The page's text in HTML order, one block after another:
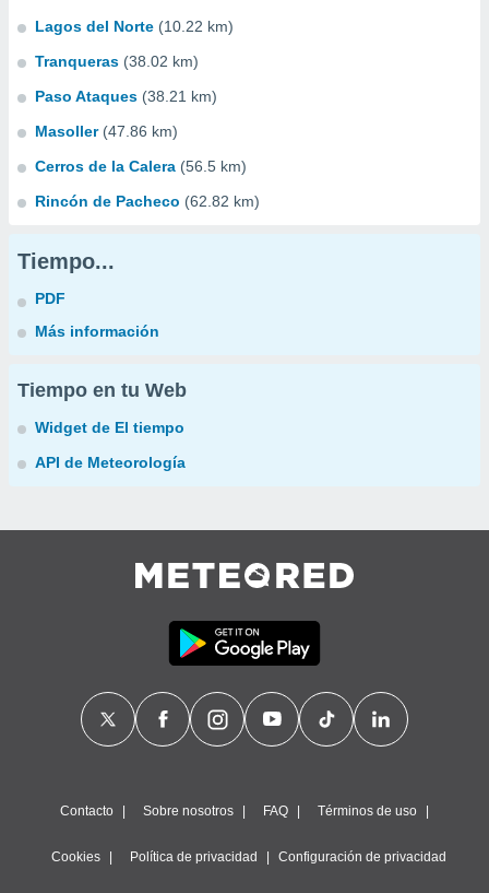
Lagos del Norte (10.22 km)
Tranqueras (38.02 km)
Paso Ataques (38.21 km)
Masoller (47.86 km)
Cerros de la Calera (56.5 km)
Rincón de Pacheco (62.82 km)
Tiempo...
PDF
Más información
Tiempo en tu Web
Widget de El tiempo
API de Meteorología
Contacto Sobre nosotros FAQ Términos de uso
Cookies Política de privacidad Configuración de privacidad